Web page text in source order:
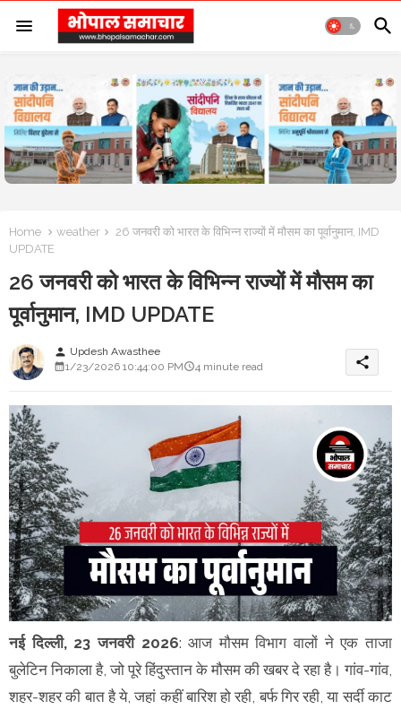
Home weather
26 जनवरी को भारत के विभिन्न राज्यों में मौसम का पूर्वानुमान, IMD
UPDATE
26 जनवरी को भारत के विभिन्न राज्यों में मौसम का
पूर्वानुमान, IMD UPDATE
person Updesh Awasthee
1/23/2026 10:44:00 PM
4 minute read share
नई दिल्ली, 23 जनवरी 2026: आज मौसम विभाग वालों ने एक ताजा
बुलेटिन निकाला है, जो पूरे हिंदुस्तान के मौसम की खबर दे रहा है। गांव-गांव,
शहर-शहर की बात है ये, जहां कहीं बारिश हो रही, बर्फ गिर रही, या सर्दी काट